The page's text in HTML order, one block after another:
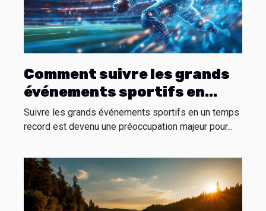
Comment suivre les grands
événements sportifs en
moins d'une minute ?
Suivre les grands événements sportifs en un temps
record est devenu une préoccupation majeur pour...